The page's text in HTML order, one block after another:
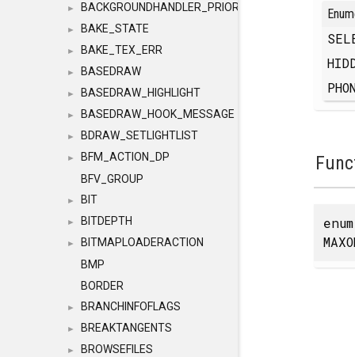
► BACKGROUNDHANDLER_PRIORITY
► BAKE_STATE
► BAKE_TEX_ERR
► BASEDRAW
► BASEDRAW_HIGHLIGHT
► BASEDRAW_HOOK_MESSAGE
► BDRAW_SETLIGHTLIST
►
BFM_ACTION_DP
BFV_GROUP
► BIT
► BITDEPTH
►
BITMAPLOADERACTION
BMP
BORDER
► BRANCHINFOFLAGS
► BREAKTANGENTS
► BROWSEFILES